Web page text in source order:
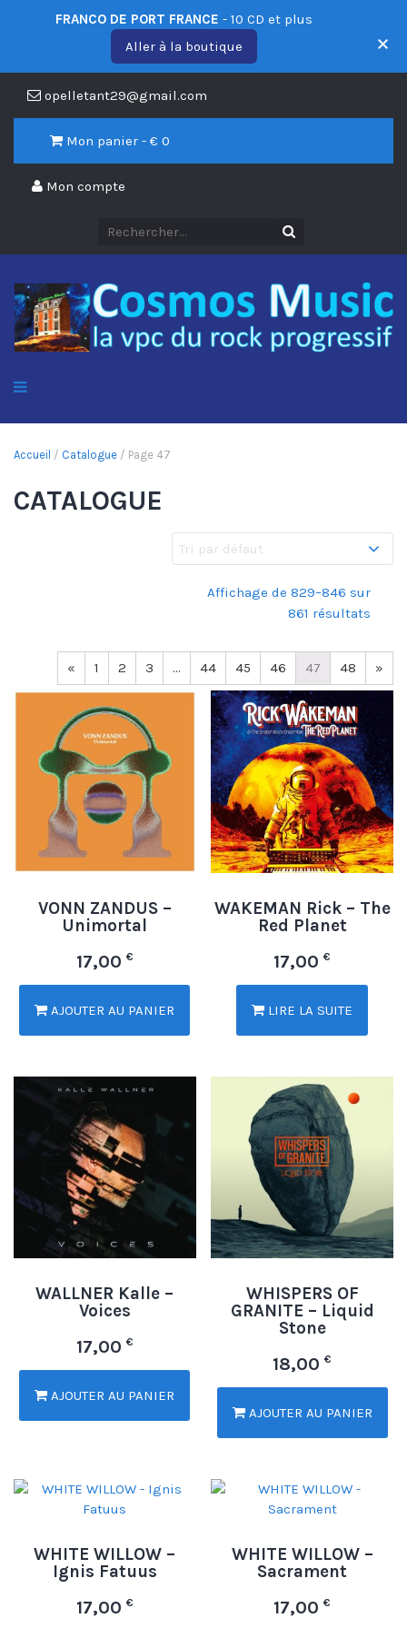
opelletant29@gmail.com
Mon panier - € 0
Mon compte
Accueil / Catalogue / Page 47
CATALOGUE
Affichage de 829–846 sur
861 résultats
« 1 2 3 … 44 45 46 47 48 »
VONN ZANDUS –
Unimortal
17,00 €
AJOUTER AU PANIER
WAKEMAN Rick – The
Red Planet
17,00€
LIRE LA SUITE
WALLNER Kalle –
Voices
17,00 €
AJOUTER AU PANIER
WHISPERS OF
GRANITE – Liquid
Stone
18,00€
AJOUTER AU PANIER
WHITE WILLOW –
Ignis Fatuus
17,00 €
WHITE WILLOW –
Sacrament
17,00€
FRANCO DE PORT FRANCE - 10 CD et plus
Aller à la boutique